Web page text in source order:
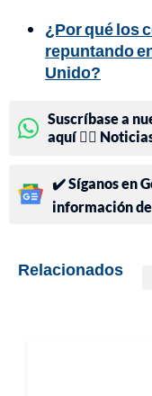
¿Por qué los
repuntando
Unido?
Suscríbase a
aquí 👉🏻
✔️ Síganos en
información
Relacionados